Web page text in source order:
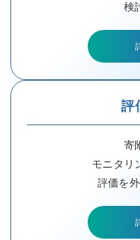
検
評
寄
モニタリ
評価を